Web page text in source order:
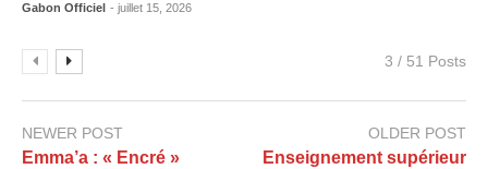
Gabon Officiel - juillet 15, 2026
3 / 51 Posts
NEWER POST
Emma’a : « Encré »
OLDER POST
Enseignement supérieur